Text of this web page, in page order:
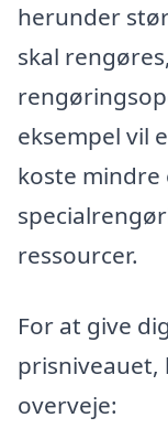
herunder
skal
eksempel vil
koste mindre
ressourcer.
For at give
prisniveauet,
overveje: